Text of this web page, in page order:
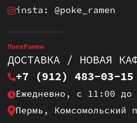
insta: @poke_ramen
ПокеРамен
ДОСТАВКА / НОВАЯ
+7 (912) 483-03-15
Ежедневно, с 11:00 до
Пермь, Комсомольский